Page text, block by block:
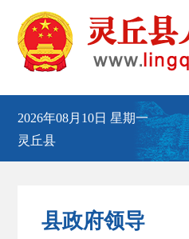
2026年08月10日 星期一
灵丘县
县政府领导